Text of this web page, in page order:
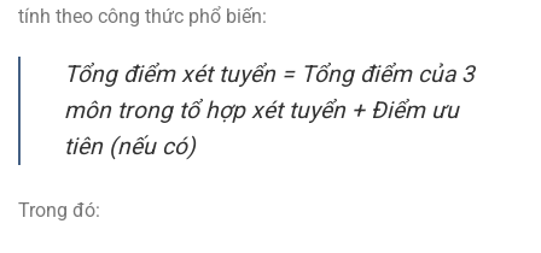
tính theo công thức phổ biến:
Tổng điểm xét tuyển = Tổng điểm của 3
môn trong tổ hợp xét tuyển + Điểm ưu
tiên (nếu có)
Trong đó: